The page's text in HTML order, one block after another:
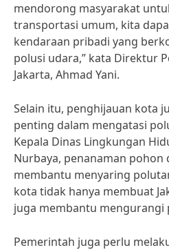
mendorong masyarakat
transportasi umum, kita
kendaraan pribadi yang
polusi udara,” kata Direktur
Jakarta, Ahmad Yani.
Selain itu, penghijauan kota
penting dalam mengatasi
Kepala Dinas Lingkungan
Nurbaya, penanaman
membantu menyaring
kota tidak hanya membuat
juga membantu mengurangi
Pemerintah juga perlu